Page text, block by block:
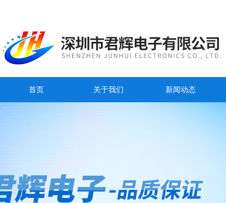
首页 关于我们 新闻动态